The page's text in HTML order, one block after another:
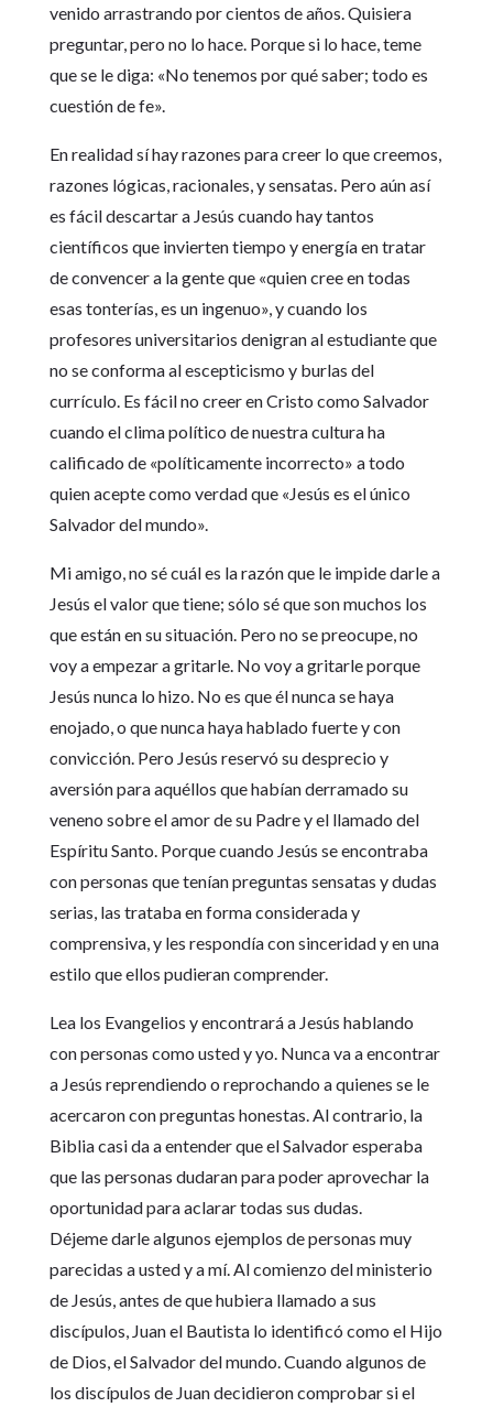
venido arrastrando por cientos de años. Quisiera
preguntar, pero no lo hace. Porque si lo hace, teme
que se le diga: «No tenemos por qué saber; todo es
cuestión de fe».
En realidad sí hay razones para creer lo que creemos,
razones lógicas, racionales, y sensatas. Pero aún así
es fácil descartar a Jesús cuando hay tantos
científicos que invierten tiempo y energía en tratar
de convencer a la gente que «quien cree en todas
esas tonterías, es un ingenuo», y cuando los
profesores universitarios denigran al estudiante que
no se conforma al escepticismo y burlas del
currículo. Es fácil no creer en Cristo como Salvador
cuando el clima político de nuestra cultura ha
calificado de «políticamente incorrecto» a todo
quien acepte como verdad que «Jesús es el único
Salvador del mundo».
Mi amigo, no sé cuál es la razón que le impide darle a
Jesús el valor que tiene; sólo sé que son muchos los
que están en su situación. Pero no se preocupe, no
voy a empezar a gritarle. No voy a gritarle porque
Jesús nunca lo hizo. No es que él nunca se haya
enojado, o que nunca haya hablado fuerte y con
convicción. Pero Jesús reservó su desprecio y
aversión para aquéllos que habían derramado su
veneno sobre el amor de su Padre y el llamado del
Espíritu Santo. Porque cuando Jesús se encontraba
con personas que tenían preguntas sensatas y dudas
serias, las trataba en forma considerada y
comprensiva, y les respondía con sinceridad y en una
estilo que ellos pudieran comprender.
Lea los Evangelios y encontrará a Jesús hablando
con personas como usted y yo. Nunca va a encontrar
a Jesús reprendiendo o reprochando a quienes se le
acercaron con preguntas honestas. Al contrario, la
Biblia casi da a entender que el Salvador esperaba
que las personas dudaran para poder aprovechar la
oportunidad para aclarar todas sus dudas.
Déjeme darle algunos ejemplos de personas muy
parecidas a usted y a mí. Al comienzo del ministerio
de Jesús, antes de que hubiera llamado a sus
discípulos, Juan el Bautista lo identificó como el Hijo
de Dios, el Salvador del mundo. Cuando algunos de
los discípulos de Juan decidieron comprobar si el